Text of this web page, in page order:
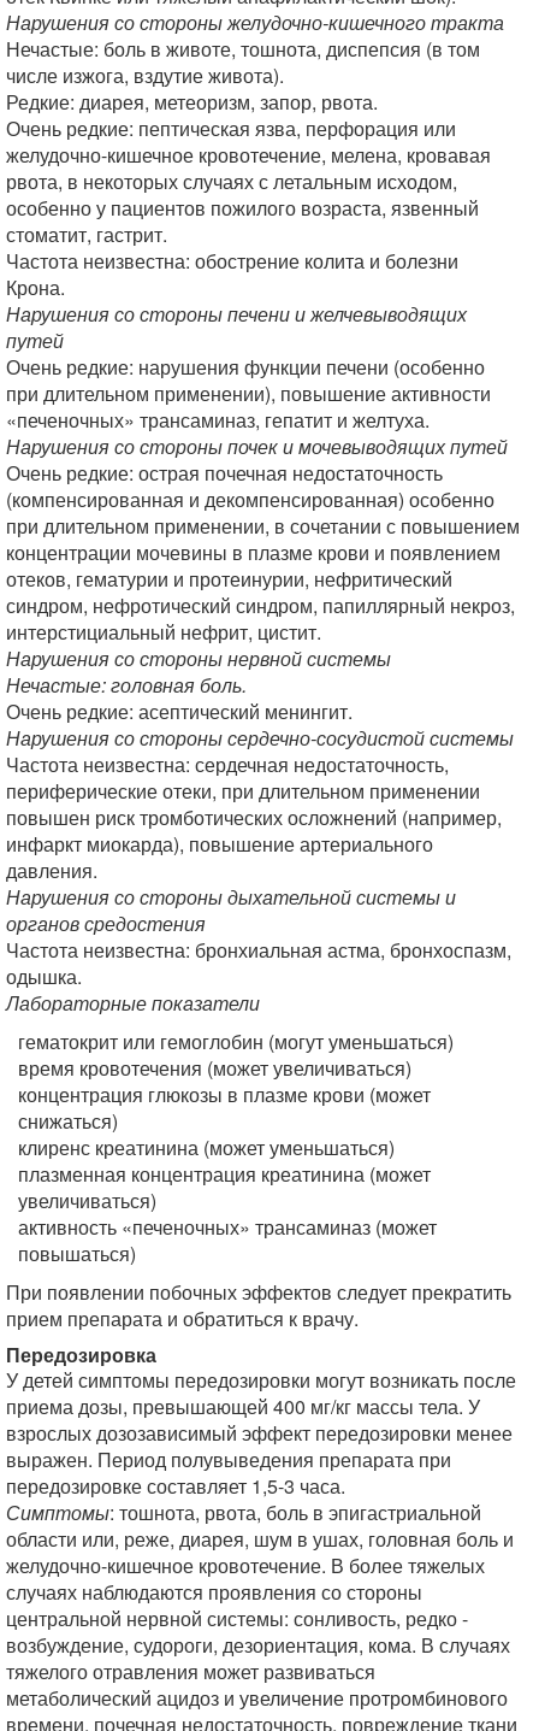
Нарушения со стороны желудочно-кишечного тракта
Нечастые: боль в животе, тошнота, диспепсия (в том
числе изжога, вздутие живота).
Редкие: диарея, метеоризм, запор, рвота.
Очень редкие: пептическая язва, перфорация или
желудочно-кишечное кровотечение, мелена, кровавая
рвота, в некоторых случаях с летальным исходом,
особенно у пациентов пожилого возраста, язвенный
стоматит, гастрит.
Частота неизвестна: обострение колита и болезни
Крона.
Нарушения со стороны печени и желчевыводящих
путей
Очень редкие: нарушения функции печени (особенно
при длительном применении), повышение активности
«печеночных» трансаминаз, гепатит и желтуха.
Нарушения со стороны почек и мочевыводящих путей
Очень редкие: острая почечная недостаточность
(компенсированная и декомпенсированная) особенно
при длительном применении, в сочетании с повышением
концентрации мочевины в плазме крови и появлением
отеков, гематурии и протеинурии, нефритический
синдром, нефротический синдром, папиллярный некроз,
интерстициальный нефрит, цистит.
Нарушения со стороны нервной системы
Нечастые: головная боль.
Очень редкие: асептический менингит.
Нарушения со стороны сердечно-сосудистой системы
Частота неизвестна: сердечная недостаточность,
периферические отеки, при длительном применении
повышен риск тромботических осложнений (например,
инфаркт миокарда), повышение артериального
давления.
Нарушения со стороны дыхательной системы и
органов средостения
Частота неизвестна: бронхиальная астма, бронхоспазм,
одышка.
Лабораторные показатели
гематокрит или гемоглобин (могут уменьшаться)
время кровотечения (может увеличиваться)
концентрация глюкозы в плазме крови (может
снижаться)
клиренс креатинина (может уменьшаться)
плазменная концентрация креатинина (может
увеличиваться)
активность «печеночных» трансаминаз (может
повышаться)
При появлении побочных эффектов следует прекратить
прием препарата и обратиться к врачу.
Передозировка
У детей симптомы передозировки могут возникать после
приема дозы, превышающей 400 мг/кг массы тела. У
взрослых дозозависимый эффект передозировки менее
выражен. Период полувыведения препарата при
передозировке составляет 1,5-3 часа.
Симптомы: тошнота, рвота, боль в эпигастриальной
области или, реже, диарея, шум в ушах, головная боль и
желудочно-кишечное кровотечение. В более тяжелых
случаях наблюдаются проявления со стороны
центральной нервной системы: сонливость, редко -
возбуждение, судороги, дезориентация, кома. В случаях
тяжелого отравления может развиваться
метаболический ацидоз и увеличение протромбинового
времени, почечная недостаточность, повреждение ткани